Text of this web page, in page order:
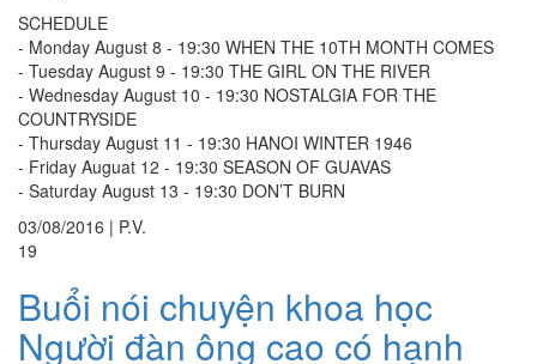
SCHEDULE
- Monday August 8 - 19:30 WHEN THE 10TH MONTH COMES
- Tuesday August 9 - 19:30 THE GIRL ON THE RIVER
- Wednesday August 10 - 19:30 NOSTALGIA FOR THE
COUNTRYSIDE
- Thursday August 11 - 19:30 HANOI WINTER 1946
- Friday Auguat 12 - 19:30 SEASON OF GUAVAS
- Saturday August 13 - 19:30 DON’T BURN
03/08/2016 | P.V.
19
Buổi nói chuyện khoa học
Người đàn ông cao có hạnh